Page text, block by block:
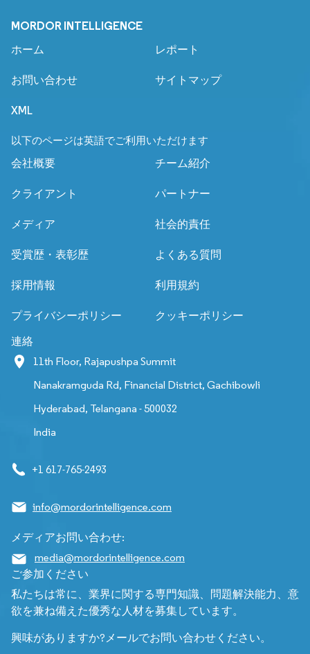
MORDOR INTELLIGENCE
ホーム レポート
お問い合わせ サイトマップ
XML
以下のページは英語でご利用いただけます
会社概要
チーム紹介
クライアント パートナー
メディア 社会的責任
受賞歴・表彰歴 よくある質問
採用情報 利用規約
プライバシーポリシー クッキーポリシー
連絡
11th Floor, Rajapushpa Summit
Nanakramguda Rd, Financial District, Gachibowli
Hyderabad, Telangana - 500032
India
+1 617-765-2493
info@mordorintelligence.com
メディアお問い合わせ:
media@mordorintelligence.com
ご参加ください
私たちは常に、業界に関する専門知識、問題解決能力、意
欲を兼ね備えた優秀な人材を募集しています。
興味がありますか?メールでお問い合わせください。